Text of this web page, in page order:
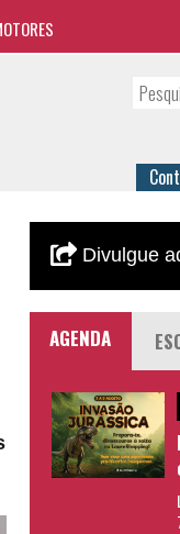
Divulgue
AGENDA